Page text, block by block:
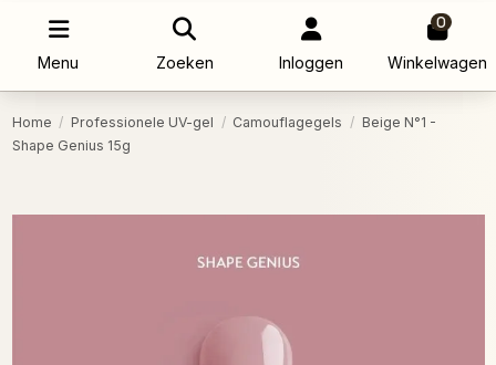
Menu Zoeken Inloggen
0
Winkelwagen
Home Professionele UV-gel Camouflagegels
Beige N°1 -
Shape Genius 15g